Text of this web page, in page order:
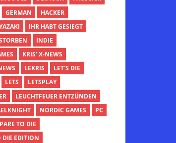
GERMAN
HACKER
IHR HABT GESIEGT
INDIE
KRIS' X-NEWS
LEKRIS
LET'S DIE
LETS
LETSPLAY
LEUCHTFEUER ENTZÜNDEN
NORDIC GAMES
PC
TO DIE
DIE EDITION